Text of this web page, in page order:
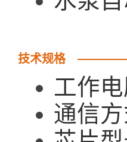
技术规格
工作
通信